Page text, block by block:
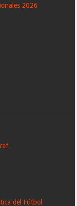
2026
del Fútbol